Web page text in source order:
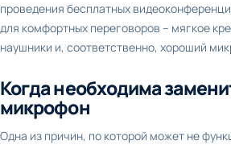
проведения бесплатных
для комфортных переговоров – мягкое
наушники и, соответственно, хороший
Когда необходима
микрофон
Одна из причин, по которой может не